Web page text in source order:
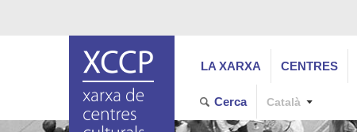
LA XARXA CENTRES
Cerca Català